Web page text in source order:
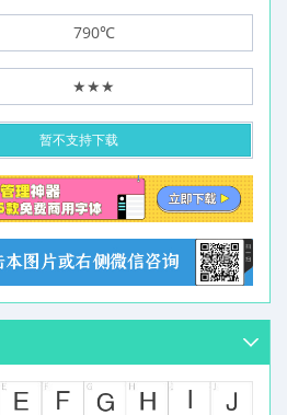
790℃
★★★
暂不支持下载